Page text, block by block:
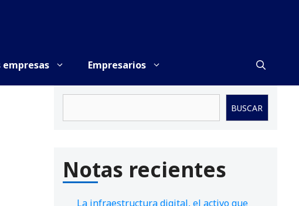
empresas Empresarios
BUSCAR
Notas recientes
La infraestructura digital, el activo que